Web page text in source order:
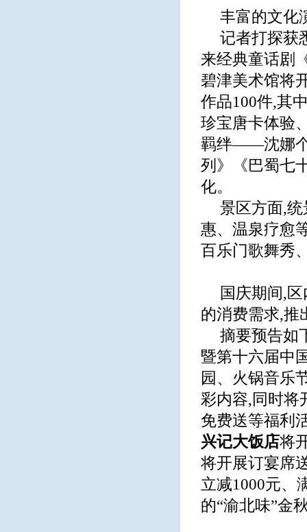
丰富的文化
记者打探获
来经典童话剧
碧津美术馆将
作品100件,其
珍宝唐卡体验
羁绊——沈娜个
列》《巴蜀七
化。
景区方面,
惠、温泉疗愈
百乐门歌舞秀
国庆期间,
的消费需求,推
摘要预告如
暨第十六届中
园、火锅音乐
彩内容,同时将
免费送等福利
兴记大饭店将
将开展订宴席
立减1000元、
的“渝北味”金